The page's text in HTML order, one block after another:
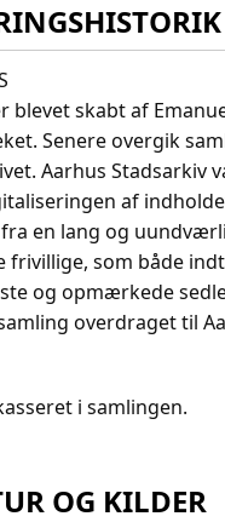
blevet skabt af
Senere overgik
Aarhus Stadsarkiv
af
en lang og
som både
og opmærkede
overdraget til
i samlingen.
OG KILDER